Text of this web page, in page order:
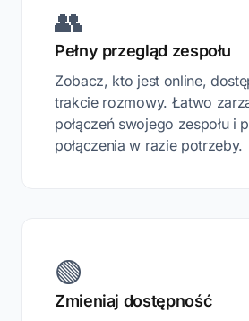
👥
Pełny przegląd zespołu
Zobacz, kto jest online,
trakcie rozmowy. Łatwo
połączeń swojego zespołu i
połączenia w razie potrzeby.
🟢
Zmieniaj dostępność